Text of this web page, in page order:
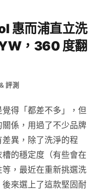
惠而浦直立洗
，360 度翻
評測
得「都差不多」，但
係，用過了不少品牌
異，除了洗淨的程
的穩定度（有些會在
，最近在重新挑選洗
來選上了這款堅固耐